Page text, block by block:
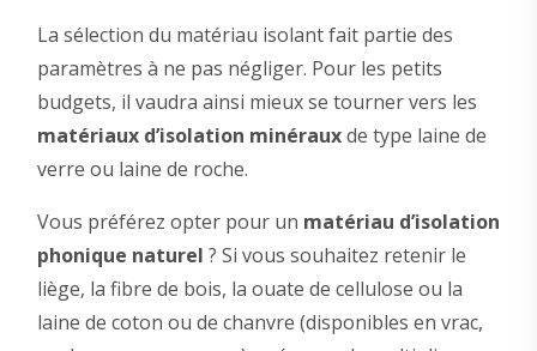
La sélection du matériau isolant fait partie des
paramètres à ne pas négliger. Pour les petits
budgets, il vaudra ainsi mieux se tourner vers les
matériaux d’isolation minérauxde type laine de
verre ou laine de roche.
Vous préférez opter pour un matériau d’isolation
phonique naturel ? Si vous souhaitez retenir le
liège, la fibre de bois, la ouate de cellulose ou la
laine de coton ou de chanvre (disponibles en vrac,